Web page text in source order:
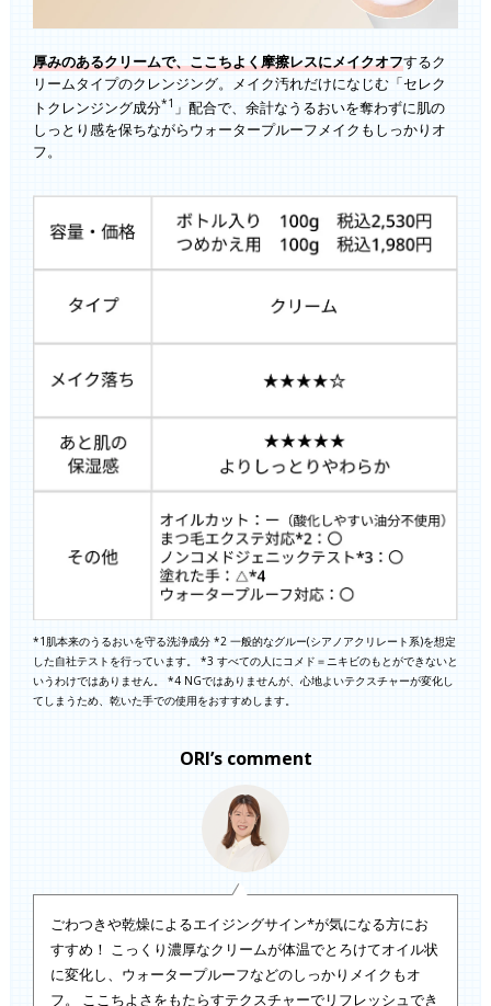
厚みのあるクリームで、ここちよく摩擦レスにメイクオフするク
リームタイプのクレンジング。メイク汚れだけになじむ「セレク
トクレンジング成分*1 」配合で、余計なうるおいを奪わずに肌の
しっとり感を保ちながらウォータープルーフメイクもしっかりオ
フ。
*1肌本来のうるおいを守る洗浄成分 *2 一般的なグルー(シアノアクリレート系)を想定
した自社テストを行っています。 *3 すべての人にコメド＝ニキビのもとができないと
いうわけではありません。 *4 NGではありませんが、心地よいテクスチャーが変化し
てしまうため、乾いた手での使用をおすすめします。
ORI’s comment
ごわつきや乾燥によるエイジングサイン*が気になる方にお
すすめ！ こっくり濃厚なクリームが体温でとろけてオイル状
に変化し、ウォータープルーフなどのしっかりメイクもオ
フ。 ここちよさをもたらすテクスチャーでリフレッシュでき